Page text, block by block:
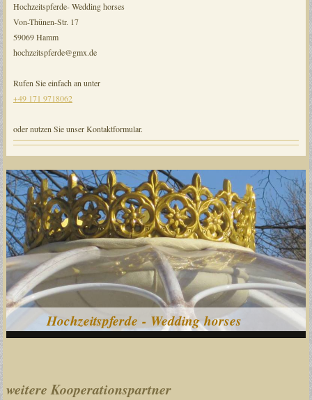
Hochzeitspferde- Wedding horses
Von-Thünen-Str. 17
59069 Hamm
hochzeitspferde@gmx.de
Rufen Sie einfach an unter
+49 171 9718062
oder nutzen Sie unser Kontaktformular.
Hochzeitspferde - Wedding horses
weitere Kooperationspartner